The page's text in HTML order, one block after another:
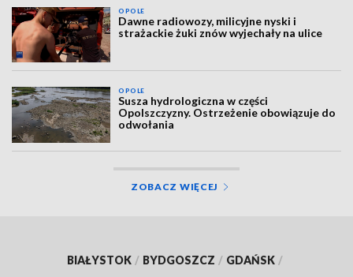
OPOLE
Dawne radiowozy, milicyjne nyski i
strażackie żuki znów wyjechały na ulice
OPOLE
Susza hydrologiczna w części
Opolszczyzny. Ostrzeżenie obowiązuje do
odwołania
ZOBACZ WIĘCEJ
BIAŁYSTOK / BYDGOSZCZ / GDAŃSK /